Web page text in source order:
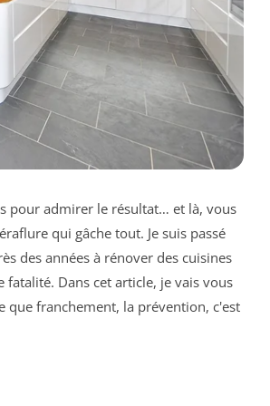
pour admirer le résultat… et là, vous
qui gâche tout. Je suis passé
des années à rénover des cuisines
fatalité. Dans cet article, je vais vous
franchement, la prévention, c'est